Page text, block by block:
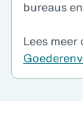
bureaus
Lees meer